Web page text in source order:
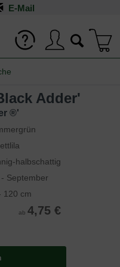
Adder'
®'
halbschattig
September
120 cm
ab 4,75 €